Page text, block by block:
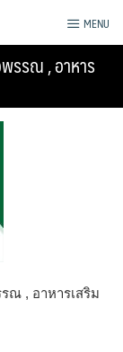
MENU
รรณ , อาหาร
ณ , อาหารเสริม